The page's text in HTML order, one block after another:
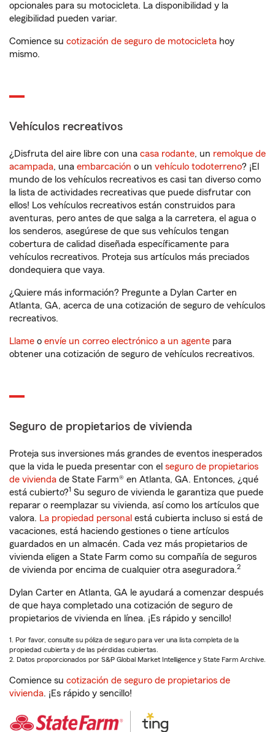
opcionales para su motocicleta. La disponibilidad y la
elegibilidad pueden variar.
Comience su cotización de seguro de motocicleta hoy
mismo.
Vehículos recreativos
¿Disfruta del aire libre con una casa rodante, un remolque de
acampada, una embarcación o un vehículo todoterreno? ¡El
mundo de los vehículos recreativos es casi tan diverso como
la lista de actividades recreativas que puede disfrutar con
ellos! Los vehículos recreativos están construidos para
aventuras, pero antes de que salga a la carretera, el agua o
los senderos, asegúrese de que sus vehículos tengan
cobertura de calidad diseñada específicamente para
vehículos recreativos. Proteja sus artículos más preciados
dondequiera que vaya.
¿Quiere más información? Pregunte a Dylan Carter en
Atlanta, GA, acerca de una cotización de seguro de vehículos
recreativos.
Llame o envíe un correo electrónico a un agente para
obtener una cotización de seguro de vehículos recreativos.
Seguro de propietarios de vivienda
Proteja sus inversiones más grandes de eventos inesperados
que la vida le pueda presentar con el seguro de propietarios
de vivienda de State Farm® en Atlanta, GA. Entonces, ¿qué
está cubierto?1 Su seguro de vivienda le garantiza que puede
reparar o reemplazar su vivienda, así como los artículos que
valora. La propiedad personal está cubierta incluso si está de
vacaciones, está haciendo gestiones o tiene artículos
guardados en un almacén. Cada vez más propietarios de
vivienda eligen a State Farm como su compañía de seguros
de vivienda por encima de cualquier otra aseguradora.2
Dylan Carter en Atlanta, GA le ayudará a comenzar después
de que haya completado una cotización de seguro de
propietarios de vivienda en línea. ¡Es rápido y sencillo!
1. Por favor, consulte su póliza de seguro para ver una lista completa de la
propiedad cubierta y de las pérdidas cubiertas.
2. Datos proporcionados por S&P Global Market Intelligence y State Farm Archive.
Comience su cotización de seguro de propietarios de
vivienda. ¡Es rápido y sencillo!